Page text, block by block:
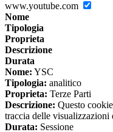
www.youtube.com
Nome
Tipologia
Proprieta
Descrizione
Durata
Nome: YSC
Tipologia: analitico
Proprieta: Terze Parti
Descrizione: Questo
traccia delle
Durata: Sessione